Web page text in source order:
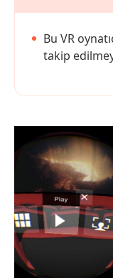
Bu VR
takip